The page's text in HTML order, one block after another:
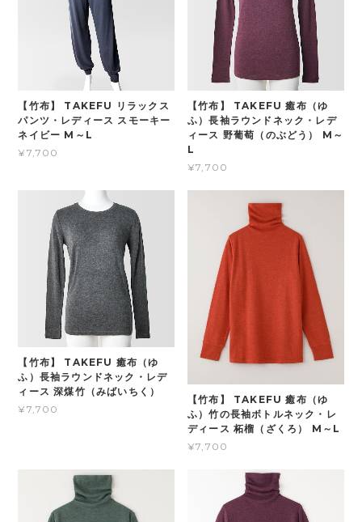
【竹布】 TAKEFU リラックス
パンツ・レディース スモーキー
ネイビー M～L
¥7,700
【竹布】 TAKEFU 癒布（ゆ
ふ）長袖ラウンドネック・レデ
ィース 野葡萄（のぶどう） M～
L
¥7,700
【竹布】 TAKEFU 癒布（ゆ
ふ）長袖ラウンドネック・レデ
ィース 深煤竹（みばいちく）
¥7,700
【竹布】 TAKEFU 癒布（ゆ
ふ）竹の長袖ボトルネック・レ
ディース 柘榴（ざくろ） M～L
¥7,700